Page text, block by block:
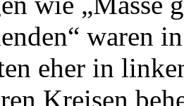
waren
eher in
Kreisen